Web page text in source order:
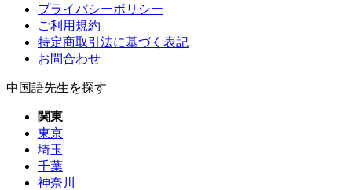
プライバシーポリシー
ご利用規約
特定商取引法に基づく表記
お問合わせ
中国語先生を探す
関東
東京
埼玉
千葉
神奈川